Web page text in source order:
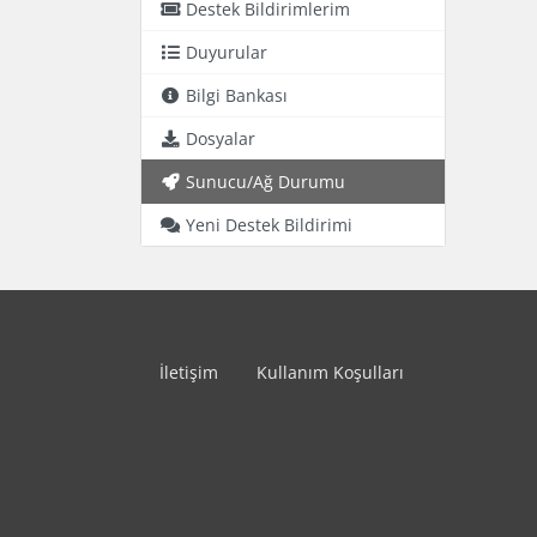
Destek Bildirimlerim
Duyurular
Bilgi Bankası
Dosyalar
Sunucu/Ağ Durumu
Yeni Destek Bildirimi
İletişim Kullanım Koşulları